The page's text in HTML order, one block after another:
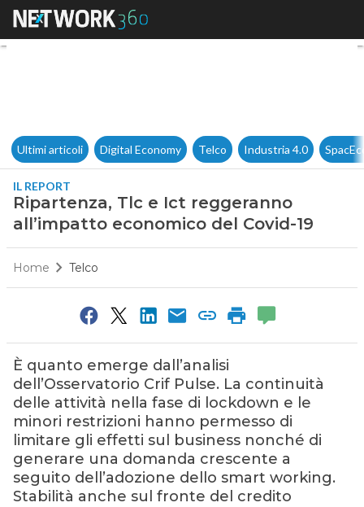
Ripartenza, Tlc e Ict
Ultimi articoli Digital Economy Telco Industria 4.0
IL REPORT
Ripartenza, Tlc e Ict reggeranno
all’impatto economico del Covid-19
Home Telco
È quanto emerge dall’analisi
dell’Osservatorio Crif Pulse. La continuità
delle attività nella fase di lockdown e le
minori restrizioni hanno permesso di
limitare gli effetti sul business nonché di
generare una domanda crescente a
seguito dell’adozione dello smart working.
Stabilità anche sul fronte del credito